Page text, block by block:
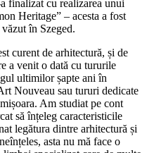
finalizat cu realizarea unui
Heritage” – acesta a fost
în Szeged.
curent de arhitectură, și de
a venit o dată cu tururile
ultimilor șapte ani în
Nouveau sau tururi dedicate
Am studiat pe cont
să înțeleg caracteristicile
legătura dintre arhitectură și
asta nu mă face o